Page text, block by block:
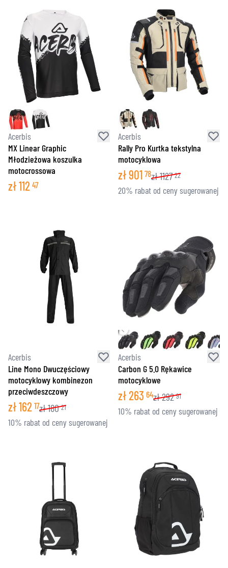
Acerbis
MX Linear Graphic
Młodzieżowa koszulka
motocrossowa
zł112 47
Acerbis
Rally Pro Kurtka tekstylna
motocyklowa
zł901 78zł1127 22
20% rabat od ceny sugerowanej
Acerbis
Line Mono Dwuczęściowy
motocyklowy kombinezon
przeciwdeszczowy
zł162 17zł180 21
10% rabat od ceny sugerowanej
Acerbis
Carbon G 5.0 Rękawice
motocyklowe
zł263 64zł292 91
10% rabat od ceny sugerowanej